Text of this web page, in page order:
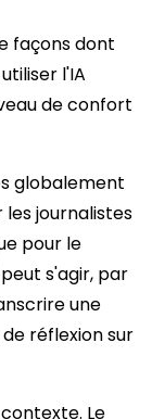
façons dont
l'IA
de confort
globalement
les journalistes
pour le
s'agir, par
une
réflexion sur
Le